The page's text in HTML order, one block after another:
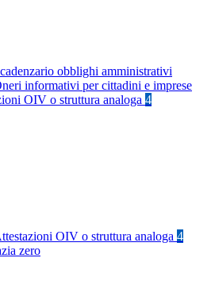
obblighi amministrativi
informativi per cittadini e imprese
OIV o struttura analoga 4
OIV o struttura analoga 4
zero